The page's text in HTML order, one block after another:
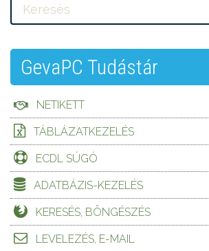
GevaPC Tudástár
NETIKETT
TÁBLÁZATKEZELÉS
ECDL SÚGÓ
ADATBÁZIS-KEZELÉS
KERESÉS, BÖNGÉSZÉS
LEVELEZÉS, E-MAIL